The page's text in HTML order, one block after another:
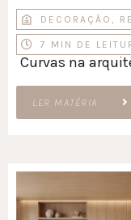
DECORAÇÃO ,
7 MIN DE
Curvas na
LER MATÉRIA